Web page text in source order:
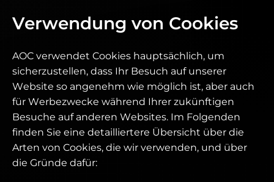
Verwendung von Cookies
AOC verwendet Cookies hauptsächlich, um
sicherzustellen, dass Ihr Besuch auf unserer
Website so angenehm wie möglich ist, aber auch
für Werbezwecke während Ihrer zukünftigen
Besuche auf anderen Websites. Im Folgenden
finden Sie eine detailliertere Übersicht über die
Arten von Cookies, die wir verwenden, und über
die Gründe dafür: